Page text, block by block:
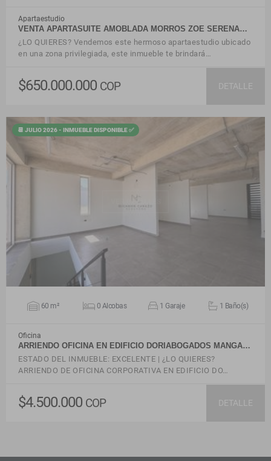
Apartaestudio
VENTA APARTASUITE AMOBLADA MORROS ZOE SERENA…
¿LO QUIERES? Vendemos este hermoso apartaestudio ubicado
en una zona privilegiada, este inmueble te brindará…
$650.000.000 COP DETALLE
📆 JULIO 2026 - INMUEBLE DISPONIBLE ✅
60 m² 0 Alcobas 1 Garaje 1 Baño(s)
Oficina
ARRIENDO OFICINA EN EDIFICIO DORIABOGADOS MANGA…
ESTADO DEL INMUEBLE: EXCELENTE | ¿LO QUIERES?
ARRIENDO DE OFICINA CORPORATIVA EN EDIFICIO DO…
$4.500.000 COP DETALLE